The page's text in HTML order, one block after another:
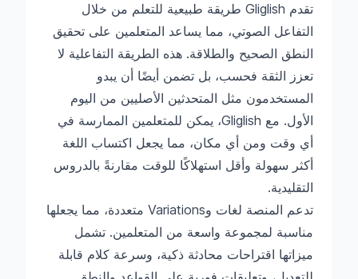
تقدم Gliglish طريقة طبيعية للتعلم من خلال
التفاعل الصوتي، مما يساعد المتعلمين على تحقيق
النطق الصحيح والطلاقة. هذه الطريقة التفاعلية لا
تعزز الثقة فحسب، بل تضمن أيضًا أن يبدو
المستخدمون مثل المتحدثين الأصليين من اليوم
الأول. مع Gliglish، يمكن للمتعلمين الممارسة في
أي وقت ومن أي مكان، مما يجعل اكتساب اللغة
أكثر سهولة وأقل استهلاكًا للوقت مقارنةً بالدروس
التقليدية.
تدعم المنصة لغات وVariations متعددة، مما يجعلها
مناسبة لمجموعة واسعة من المتعلمين. تشمل
ميزاتها اقتراحات محادثة ذكية، وسرعة كلام قابلة